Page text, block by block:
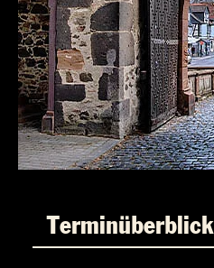
Terminüberblick